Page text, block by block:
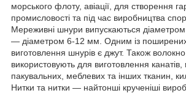
морського флоту, авіації, для створення
промисловості та під час виробництва
Мереживні шнури випускаються
— діаметром 6-12 мм. Одним із поширених
виготовлення шнурів є джут. Також
використовують для виготовлення канатів,
пакувальних, меблевих та інших тканин,
Нитки та нитки — найтонші крученіші